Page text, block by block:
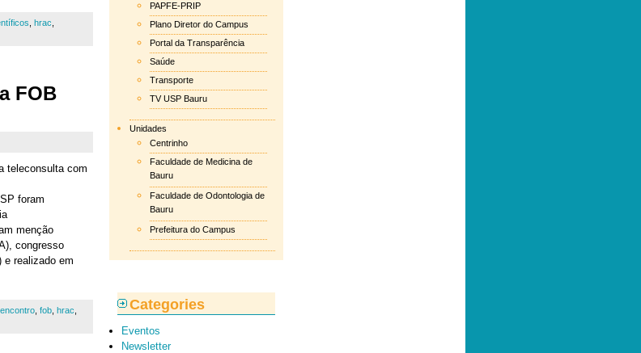
hrac
FOB
teleconsulta com
foram
menção
congresso
e realizado em
encontro fob hrac
PAPFE-PRIP
Plano Diretor do Campus
Portal da Transparência
Saúde
Transporte
TV USP Bauru
Unidades
Centrinho
Faculdade de Medicina de
Bauru
Faculdade de Odontologia de
Bauru
Prefeitura do Campus
Categories
Eventos
Newsletter